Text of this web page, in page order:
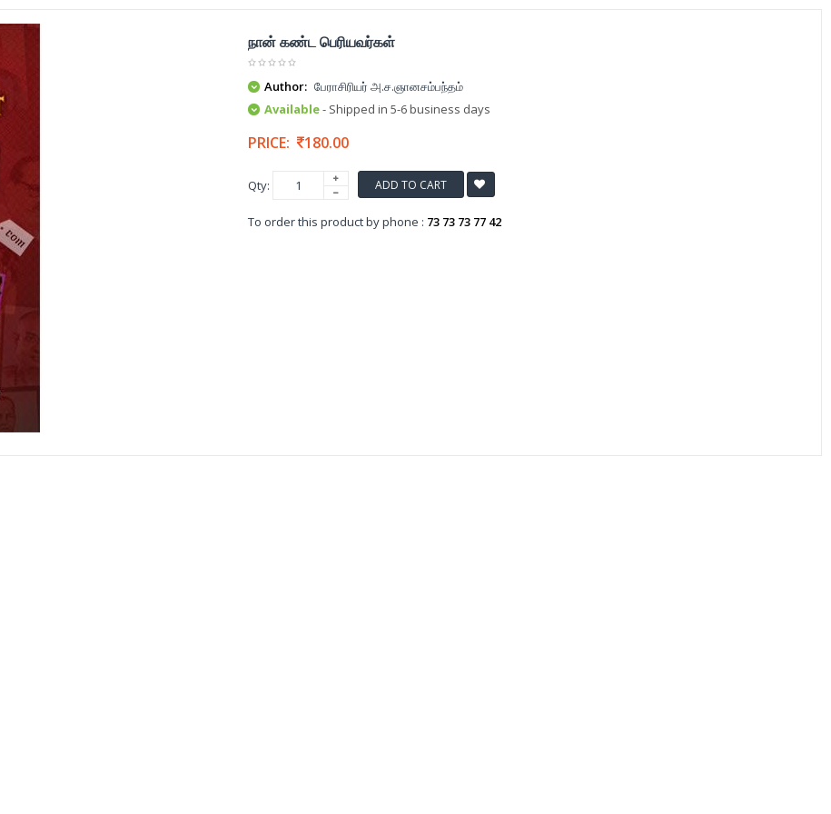
நான் கண்ட பெரியவர்கள்
Author: பேராசிரியர் அ.ச.ஞானசம்பந்தம்
Available- Shipped in 5-6 business days
PRICE: 180.00
Qty: ADD TO CART
To order this product by phone : 73 73 73 77 42